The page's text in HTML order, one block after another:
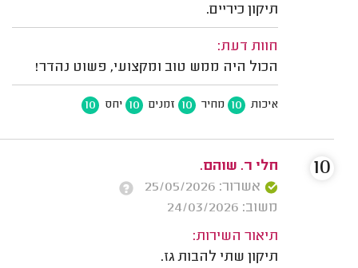
תיקון כיריים.
חוות דעת:
הכול היה ממש טוב ומקצועי, פשוט נהדר!
איכות 10 מחיר 10 זמנים 10 יחס 10
חלי ר. שוהם.
אשרור: 25/05/2026
משוב: 24/03/2026
תיאור השירות:
תיקון שתי להבות גז.
10